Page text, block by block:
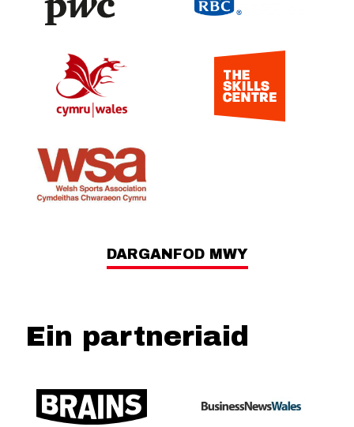
DARGANFOD MWY
Ein partneriaid